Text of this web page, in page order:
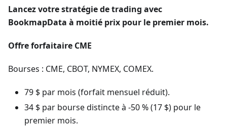
Lancez votre stratégie de trading avec
BookmapData à moitié prix pour le premier mois.
Offre forfaitaire CME
Bourses : CME, CBOT, NYMEX, COMEX.
79 $ par mois (forfait mensuel réduit).
34 $ par bourse distincte à -50 % (17 $) pour le
premier mois.